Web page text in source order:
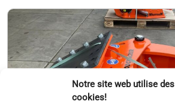
Notre site web utilise des
cookies!